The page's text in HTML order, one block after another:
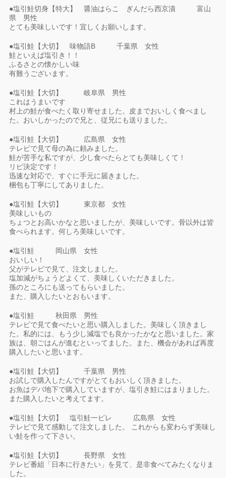
●塩引鮭切身【特大】 醤油はらこ ぎんだら西京漬 富山
県 男性
とても美味しいです！宜しくお願いします。
●塩引鮭【大切】 味物語B 千葉県 女性
鮭といえば塩引き！！
ふるさとの懐かしい味
有難うございます。
●塩引鮭【大切】 岐阜県 男性
これはうまいです
村上の鮭が食べたく取り寄せました。皮までおいしく食べまし
た。おいしかったので兄と、従兄にも送りました。
●塩引鮭【大切】 広島県 女性
テレビで見て母の為に頼みました。
鮭が苦手な私ですが、少し食べたらとても美味しくて！
リピ決定です！
迅速な対応で、すぐに手元に届きました。
梱包も丁寧にしてありました。
●塩引鮭【大切】 東京都 女性
美味しいもの
ちょつとお高いかなと思いましたが、美味しいです。骨以外は皆
食べられます。何しろ美味しいです。
●塩引鮭 岡山県 女性
おいしい！
父がテレビで見て、注文しました。
塩加減がちょうどよくて、美味しくいただきました。
孫のところにも送ってもらいました。
また、購入したいとおもいます。
●塩引鮭 秋田県 男性
テレビで見て食べたいと思い購入しました。美味しく頂きまし
た。私的には、もう少し減塩でも良かったかなと思いました。家
族は、朝ごはんが進むといってました。また、機会があれば再度
購入したいと思います。
●塩引鮭【大切】 千葉県 男性
お試しで購入したんですがとてもおいしく頂きました。
お魚はデパ地下で購入していますが、塩引き鮭にはまりました。
また購入したいと考えてます。
●塩引鮭【大切】 塩引鮭一ビレ 広島県 女性
テレビで見て感動して注文しました。 これからも変わらず美味し
い鮭を作って下さい。
●塩引鮭【大切】 長野県 女性
テレビ番組「日本に行きたい」を見て、是非食べてみたくなりま
した。